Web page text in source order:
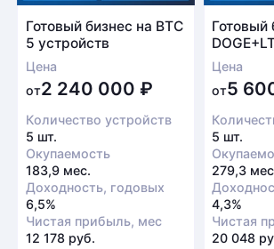
Безналичный расчет
Это единственный способ оплаты в
заказ оформляется на юридическое
При получении заказа необходимо
доверенность от организации-
для удостоверения личности
Доставка
Готовый бизнес на BTC
5 устройств
Цена
от2 240 000 ₽
Количество устройств
5 шт.
Окупаемость
183,9 мес.
Доходность, годовых
6,5%
Чистая прибыль, мес
12 178 руб.
Готовый
Цена
от5
5 шт.
279,3
4,3%
Чистая
20 048